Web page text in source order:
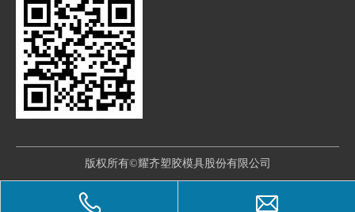
版权所有©耀齐塑胶模具股份有限公司